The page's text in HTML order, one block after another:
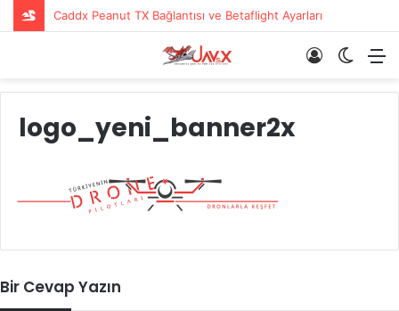
Dış
Giriş
logo_yeni_banner2x
Bir Cevap Yazın